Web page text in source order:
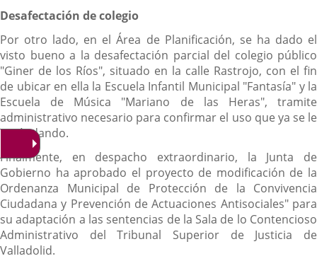
Desafectación de colegio
Por otro lado, en el Área de Planificación, se ha dado el
visto bueno a la desafectación parcial del colegio público
"Giner de los Ríos", situado en la calle Rastrojo, con el fin
de ubicar en ella la Escuela Infantil Municipal "Fantasía" y la
Escuela de Música "Mariano de las Heras", tramite
administrativo necesario para confirmar el uso que ya se le
venía dando.
Finalmente, en despacho extraordinario, la Junta de
Gobierno ha aprobado el proyecto de modificación de la
Ordenanza Municipal de Protección de la Convivencia
Ciudadana y Prevención de Actuaciones Antisociales" para
su adaptación a las sentencias de la Sala de lo Contencioso
Administrativo del Tribunal Superior de Justicia de
Valladolid.